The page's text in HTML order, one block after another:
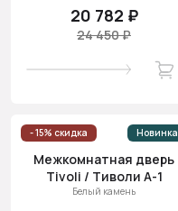
20 782 ₽
24 450 ₽
- 15% скидка Новинка
Межкомнатная дверь
Tivoli / Тиволи А-1
Белый камень